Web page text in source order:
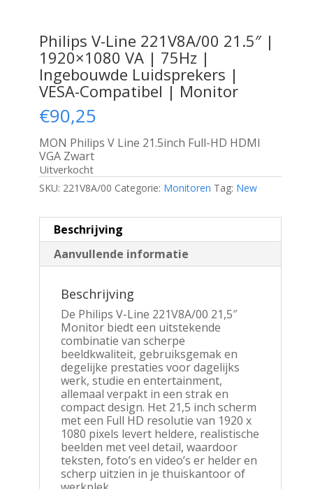
Philips V-Line 221V8A/00 21.5″ |
1920×1080 VA | 75Hz |
Ingebouwde Luidsprekers |
VESA-Compatibel | Monitor
€90,25
MON Philips V Line 21.5inch Full-HD HDMI
VGA Zwart
Uitverkocht
SKU: 221V8A/00 Categorie: Monitoren Tag: New
Beschrijving
Aanvullende informatie
Beschrijving
De Philips V-Line 221V8A/00 21,5″
Monitor biedt een uitstekende
combinatie van scherpe
beeldkwaliteit, gebruiksgemak en
degelijke prestaties voor dagelijks
werk, studie en entertainment,
allemaal verpakt in een strak en
compact design. Het 21,5 inch scherm
met een Full HD resolutie van 1920 x
1080 pixels levert heldere, realistische
beelden met veel detail, waardoor
teksten, foto’s en video’s er helder en
scherp uitzien in je thuiskantoor of